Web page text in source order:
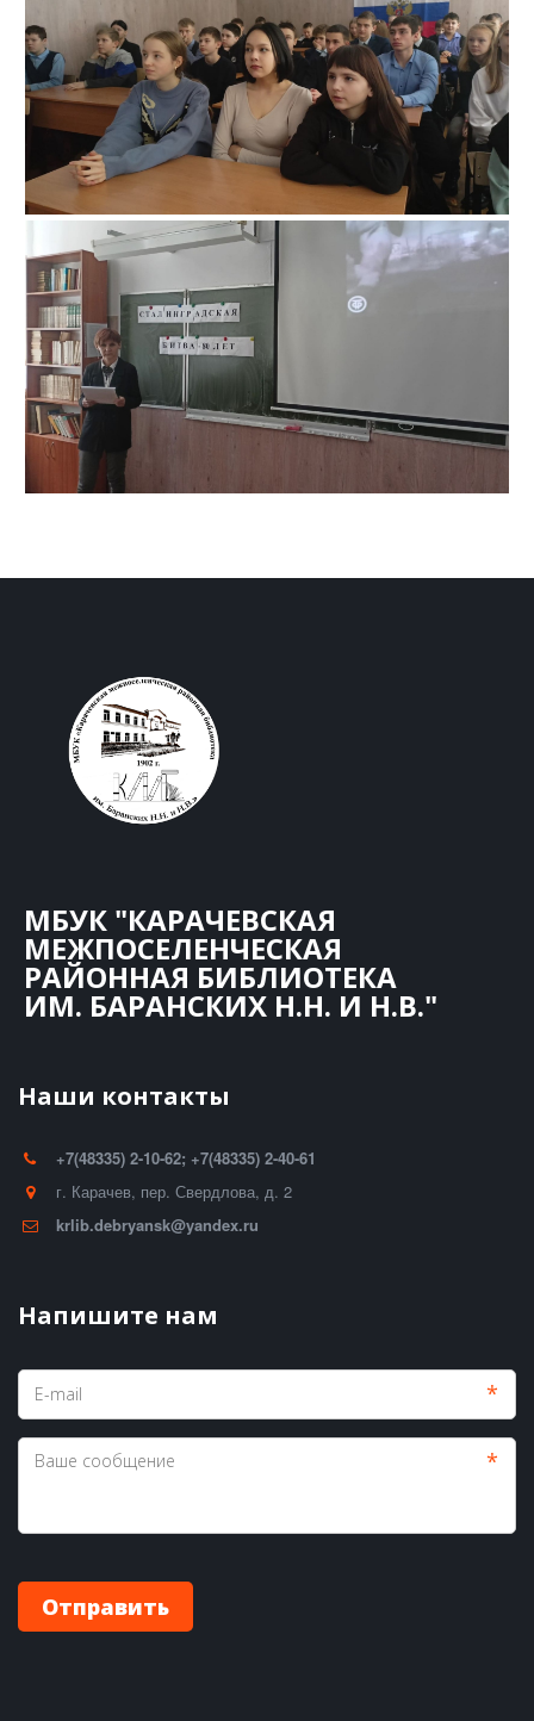
МБУК "КАРАЧЕВСКАЯ
МЕЖПОСЕЛЕНЧЕСКАЯ
РАЙОННАЯ БИБЛИОТЕКА
ИМ. БАРАНСКИХ Н.Н. И Н.В."
Наши контакты
+7(48335) 2-10-62; +7(48335) 2-40-61
г. Карачев, пер. Свердлова, д. 2
krlib.debryansk@yandex.ru
Напишите нам
*
*
Отправить